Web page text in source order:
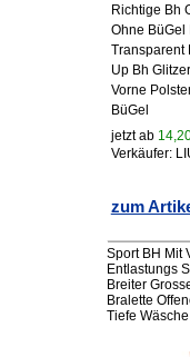
Richtige Bh
Ohne BüGel
Transparent
Up Bh
Vorne
BüGel
jetzt ab
Verkäufer:
zum
Sport BH Mit
Entlastungs
Breiter
Bralette
Tiefe